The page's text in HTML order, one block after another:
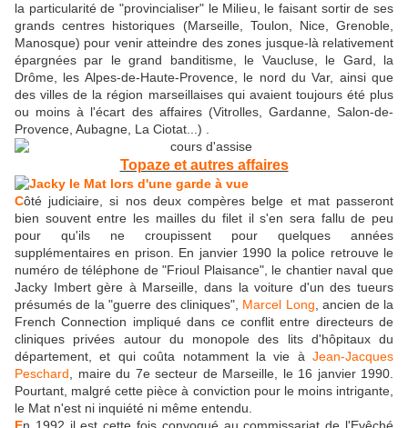
la particularité de "provincialiser" le Milieu, le faisant sortir de ses
grands centres historiques (Marseille, Toulon, Nice, Grenoble,
Manosque) pour venir atteindre des zones jusque-là relativement
épargnées par le grand banditisme, le Vaucluse, le Gard, la
Drôme, les Alpes-de-Haute-Provence, le nord du Var, ainsi que
des villes de la région marseillaises qui avaient toujours été plus
ou moins à l'écart des affaires (Vitrolles, Gardanne, Salon-de-
Provence, Aubagne, La Ciotat...) .
Topaze et autres affaires
Côté judiciaire, si nos deux compères belge et mat passeront
bien souvent entre les mailles du filet il s'en sera fallu de peu
pour qu'ils ne croupissent pour quelques années
supplémentaires en prison. En janvier 1990 la police retrouve le
numéro de téléphone de "Frioul Plaisance", le chantier naval que
Jacky Imbert gère à Marseille, dans la voiture d'un des tueurs
présumés de la "guerre des cliniques", Marcel Long , ancien de la
French Connection impliqué dans ce conflit entre directeurs de
cliniques privées autour du monopole des lits d'hôpitaux du
département, et qui coûta notamment la vie à Jean-Jacques
Peschard , maire du 7e secteur de Marseille, le 16 janvier 1990.
Pourtant, malgré cette pièce à conviction pour le moins intrigante,
le Mat n'est ni inquiété ni même entendu.